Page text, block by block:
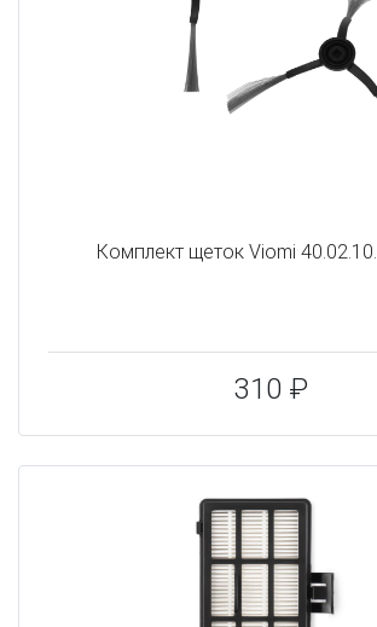
Комплект щеток Viomi
310 ₽